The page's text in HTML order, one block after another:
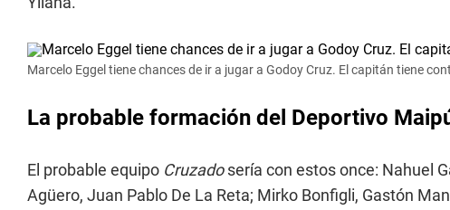
Marcelo Eggel tiene chances de ir a jugar a Godoy Cruz. El capitán tiene
La probable formación del Deportivo
El probable equipo Cruzadosería con estos once: Nahuel
Agüero, Juan Pablo De La Reta; Mirko Bonfigli, Gastón